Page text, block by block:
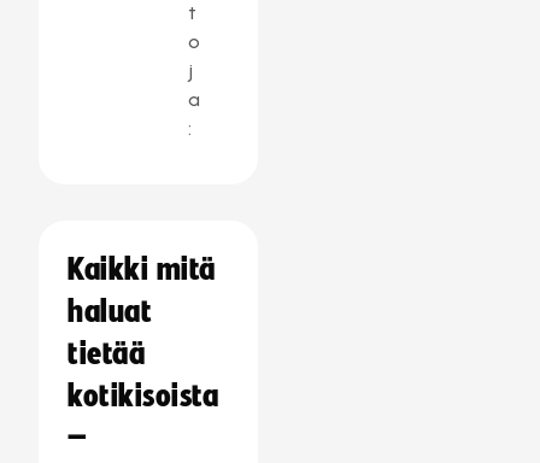
t
o
j
a
:
Kaikki mitä
haluat
tietää
kotikisoista
–